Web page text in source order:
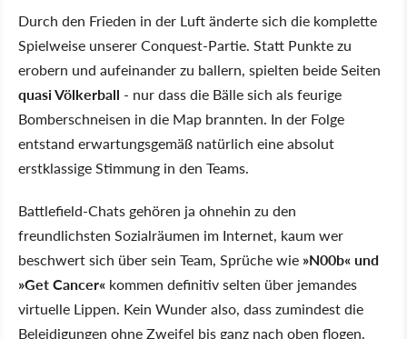
Durch den Frieden in der Luft änderte sich die komplette
Spielweise unserer Conquest-Partie. Statt Punkte zu
erobern und aufeinander zu ballern, spielten beide Seiten
quasi Völkerball - nur dass die Bälle sich als feurige
Bomberschneisen in die Map brannten. In der Folge
entstand erwartungsgemäß natürlich eine absolut
erstklassige Stimmung in den Teams.
Battlefield-Chats gehören ja ohnehin zu den
freundlichsten Sozialräumen im Internet, kaum wer
beschwert sich über sein Team, Sprüche wie »N00b« und
»Get Cancer« kommen definitiv selten über jemandes
virtuelle Lippen. Kein Wunder also, dass zumindest die
Beleidigungen ohne Zweifel bis ganz nach oben flogen.